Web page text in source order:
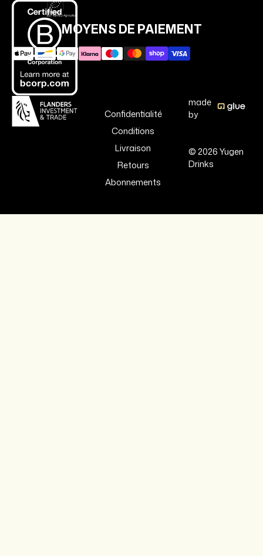
MOYENS DE PAIEMENT
Confidentialité
Conditions
Livraison
Retours
Abonnements
made
by
© 2026 Yugen
Drinks